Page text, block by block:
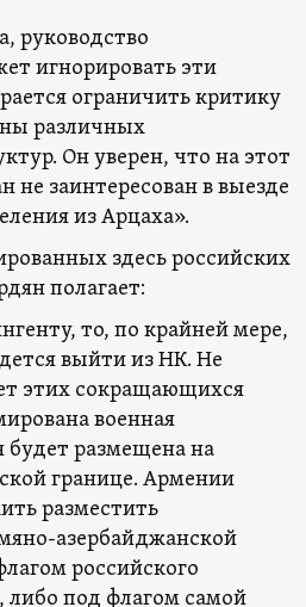
руководство
игнорировать эти
ограничить критику
различных
Он уверен, что на этот
заинтересован в выезде
из Арцаха».
здесь российских
полагает:
то, по крайней мере,
выйти из НК. Не
этих сокращающихся
военная
будет размещена на
границе. Армении
разместить
азербайджанской
российского
либо под флагом самой